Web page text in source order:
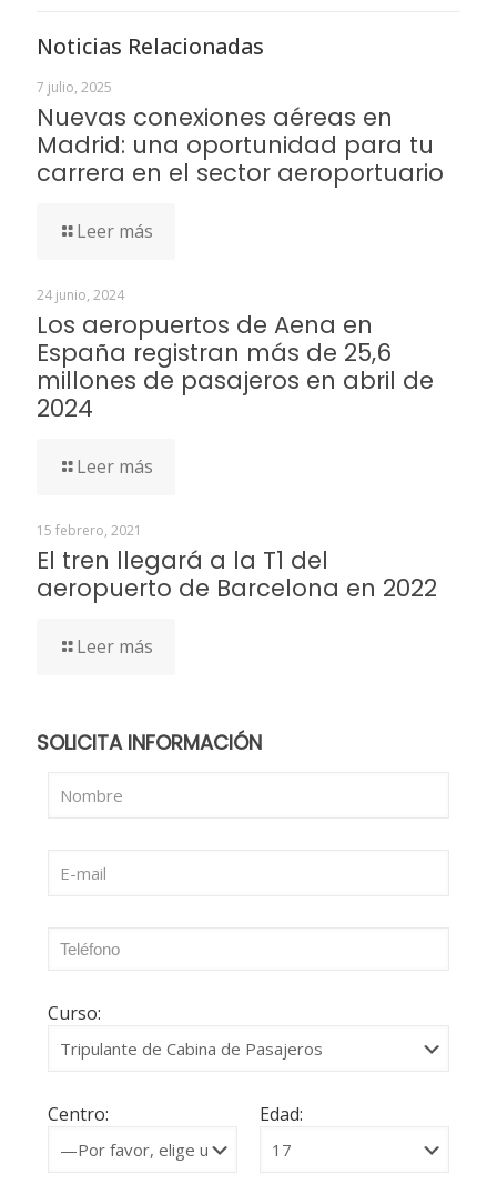
Noticias Relacionadas
7 julio, 2025
Nuevas conexiones aéreas en
Madrid: una oportunidad para tu
carrera en el sector aeroportuario
Leer más
24 junio, 2024
Los aeropuertos de Aena en
España registran más de 25,6
millones de pasajeros en abril de
2024
Leer más
15 febrero, 2021
El tren llegará a la T1 del
aeropuerto de Barcelona en 2022
Leer más
SOLICITA INFORMACIÓN
Curso:
Centro: Edad: